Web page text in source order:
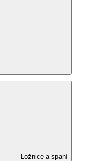
Ložnice a spaní